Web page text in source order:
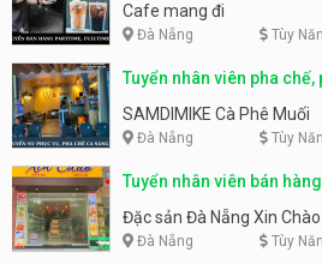
Cafe mang đi
Đà Nẵng Tùy
Tuyển nhân viên pha
SAMDIMIKE Cà Phê Muối
Đà Nẵng Tùy
Tuyển nhân viên bán
Nẵng
Đặc sản Đà Nẵng Xin Chào
Đà Nẵng Tùy